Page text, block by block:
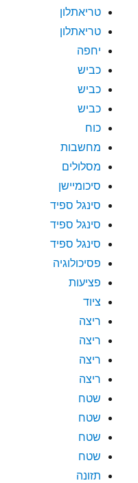
טריאתלון
טריאתלון
יחפה
כביש
כביש
כביש
כוח
מחשבות
מסלולים
סיכומיישן
סינגל ספיד
סינגל ספיד
סינגל ספיד
פסיכולוגיה
פציעות
ציוד
ריצה
ריצה
ריצה
ריצה
שטח
שטח
שטח
שטח
תזונה